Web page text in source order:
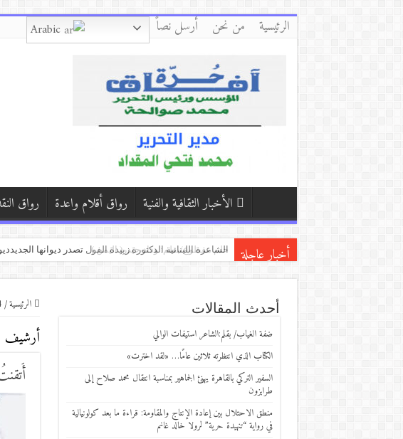
الرئيسية من نحن أرسل نصاً Arabic
الأخبار الثقافية والفنية رواق أقلام واعدة رواق
أخبار عاجلة رواية “ذكريات في الجحيم” للكاتب ينال أبو حشيش (حركة
مذكرة تفاهم بين “شومان” و”جت” لتعزيز القراءة واستثمار
نهران يستبقان/ بقلم:عبد الرحمن حسن
الرئيسية/
أرشيف
أحدث المقالات
ضفة الغياب/ بقلم:الشاعر استيفات الوالي
الكتاب الذي انتظرته ثلاثين عامًا… «لقد اخترت»
السفير التركي بالقاهرة يهنئ الجماهير بمناسبة انتقال محمد صلاح إلى
طرابزون
منطق الاحتلال بين إعادة الإنتاج والمقاومة: قراءة ما بعد كولونيالية
في رواية “تنهيدة حرية” لرولا خالد غانم